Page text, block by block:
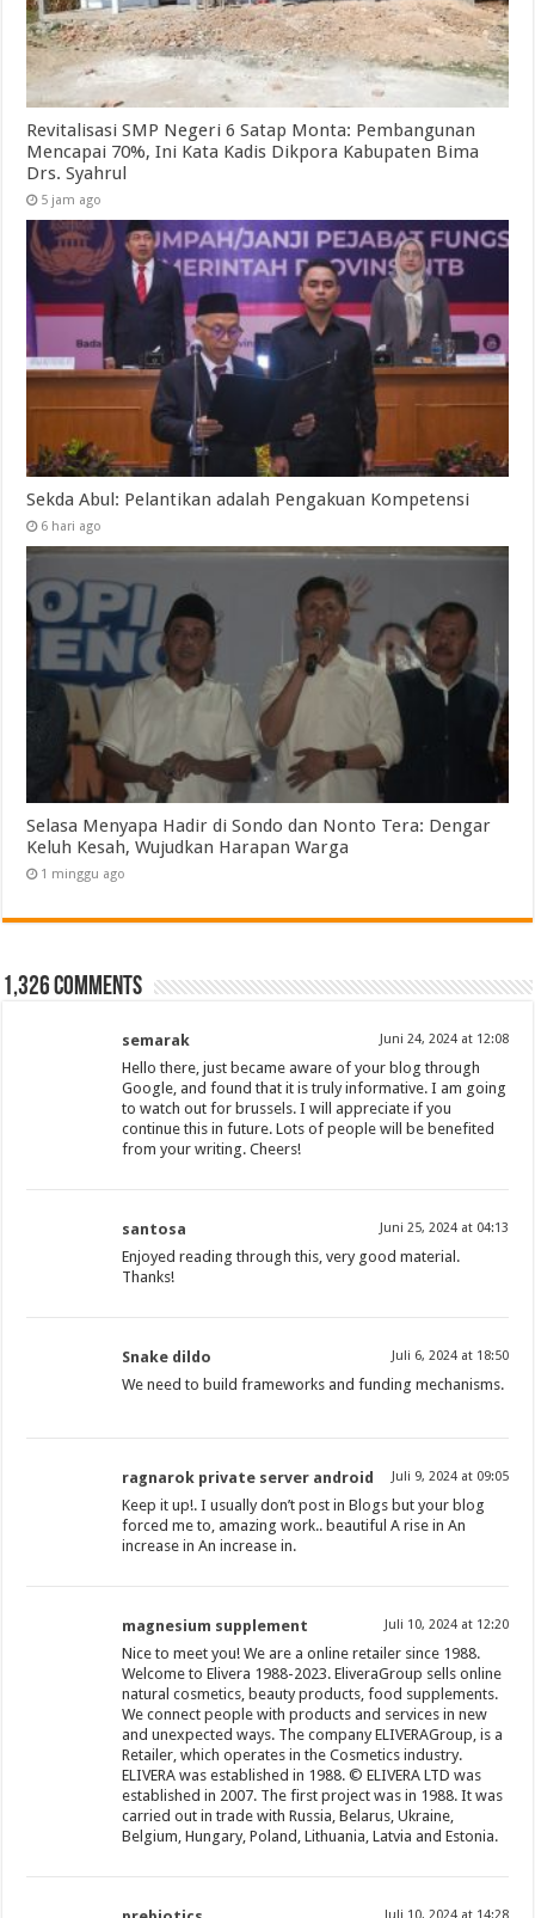
Revitalisasi SMP Negeri 6 Satap Monta: Pembangunan
Mencapai 70%, Ini Kata Kadis Dikpora Kabupaten Bima
Drs. Syahrul
5 jam ago
Sekda Abul: Pelantikan adalah Pengakuan Kompetensi
6 hari ago
Selasa Menyapa Hadir di Sondo dan Nonto Tera: Dengar
Keluh Kesah, Wujudkan Harapan Warga
1 minggu ago
1,326 comments
semarak Juni 24, 2024 at 12:08
Hello there, just became aware of your blog through
Google, and found that it is truly informative. I am going
to watch out for brussels. I will appreciate if you
continue this in future. Lots of people will be benefited
from your writing. Cheers!
santosa Juni 25, 2024 at 04:13
Enjoyed reading through this, very good material.
Thanks!
Snake dildo Juli 6, 2024 at 18:50
We need to build frameworks and funding mechanisms.
ragnarok private server android Juli 9, 2024 at 09:05
Keep it up!. I usually don’t post in Blogs but your blog
forced me to, amazing work.. beautiful A rise in An
increase in An increase in.
magnesium supplement Juli 10, 2024 at 12:20
Nice to meet you! We are a online retailer since 1988.
Welcome to Elivera 1988-2023. EliveraGroup sells online
natural cosmetics, beauty products, food supplements.
We connect people with products and services in new
and unexpected ways. The company ELIVERAGroup, is a
Retailer, which operates in the Cosmetics industry.
ELIVERA was established in 1988. © ELIVERA LTD was
established in 2007. The first project was in 1988. It was
carried out in trade with Russia, Belarus, Ukraine,
Belgium, Hungary, Poland, Lithuania, Latvia and Estonia.
Juli 10, 2024 at 14:28